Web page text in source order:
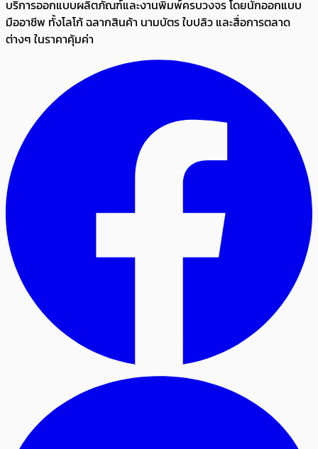
บริการออกแบบผลิตภัณฑ์และงานพิมพ์ครบวงจร โดยนักออกแบบ
มืออาชีพ ทั้งโลโก้ ฉลากสินค้า นามบัตร ใบปลิว และสื่อการตลาด
ต่างๆ ในราคาคุ้มค่า